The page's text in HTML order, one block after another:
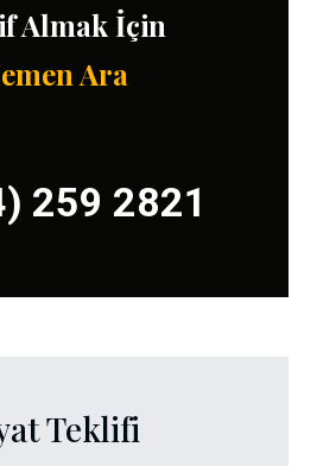
Almak İçin
Ara
259 2821
Teklifi